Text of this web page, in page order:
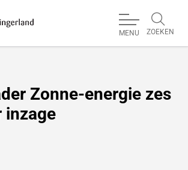
MENU ZOEKEN
Zonne-energie zes
inzage